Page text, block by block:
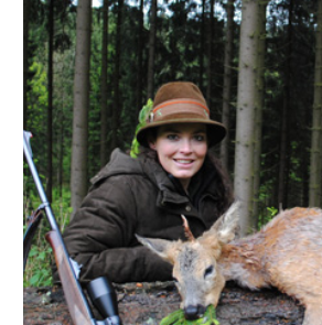
Erster Bock
Kesslerin 308 Win.
Mein erster Bock, aber gott sei Dank lag